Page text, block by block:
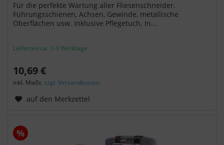
Für die perfekte Wartung aller Fliesenschneider.
Führungsschienen, Achsen, Gewinde, metallische
Oberflächen usw. Inklusive Pflegetuch. In...
Lieferzeit ca. 1-3 Werktage
10,69 €
inkl. MwSt.zzgl. Versandkosten
auf den Merkzettel
%